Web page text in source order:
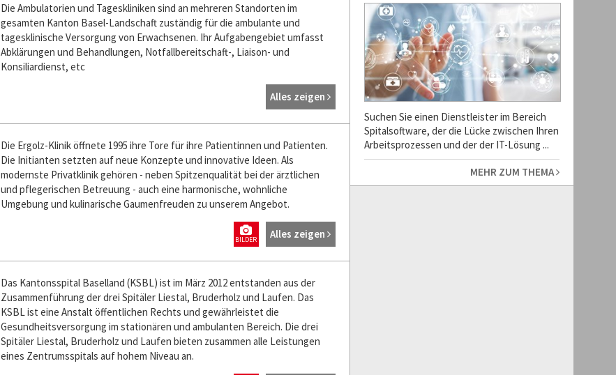
Die Ambulatorien und Tageskliniken sind an mehreren Standorten im
gesamten Kanton Basel-Landschaft zuständig für die ambulante und
tagesklinische Versorgung von Erwachsenen. Ihr Aufgabengebiet umfasst
Abklärungen und Behandlungen, Notfallbereitschaft-, Liaison- und
Konsiliardienst, etc
Alles zeigen
Die Ergolz-Klinik öffnete 1995 ihre Tore für ihre Patientinnen und Patienten.
Die Initianten setzten auf neue Konzepte und innovative Ideen. Als
modernste Privatklinik gehören - neben Spitzenqualität bei der ärztlichen
und pflegerischen Betreuung - auch eine harmonische, wohnliche
Umgebung und kulinarische Gaumenfreuden zu unserem Angebot.
Alles zeigen
BILDER
Das Kantonsspital Baselland (KSBL) ist im März 2012 entstanden aus der
Zusammenführung der drei Spitäler Liestal, Bruderholz und Laufen. Das
KSBL ist eine Anstalt öffentlichen Rechts und gewährleistet die
Gesundheitsversorgung im stationären und ambulanten Bereich. Die drei
Spitäler Liestal, Bruderholz und Laufen bieten zusammen alle Leistungen
eines Zentrumsspitals auf hohem Niveau an.
Suchen Sie einen Dienstleister im Bereich
Spitalsoftware, der die Lücke zwischen Ihren
Arbeitsprozessen und der der IT-Lösung ...
MEHR ZUM THEMA